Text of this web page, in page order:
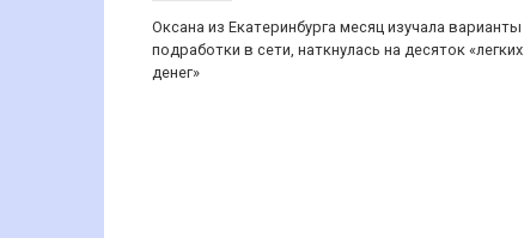
Оксана из Екатеринбурга месяц изучала варианты
подработки в сети, наткнулась на десяток «легких
денег»